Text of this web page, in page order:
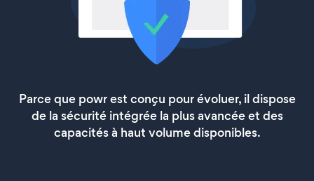
Parce que powr est conçu pour évoluer, il dispose
de la sécurité intégrée la plus avancée et des
capacités à haut volume disponibles.